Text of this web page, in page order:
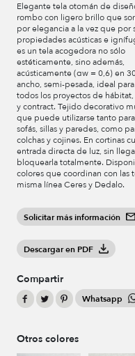
Elegante tela otomán de
rombo con ligero brillo que
por elegancia a la vez que por
propiedades acústicas e
es un tela acogedora no sólo
estéticamente, sino además,
acústicamente (αw = 0,6) en
ancho, semi-pesada, ideal
todos los proyectos de
y contract. Tejido decorativo
que puede utilizarse tanto
sofás, sillas y paredes, como
colchas y cojines. En cortinas
entrada directa de luz, sin
bloquearla totalmente.
colores que coordinan con las
misma línea Ceres y Dedalo.
Solicitar más información
Descargar en PDF
Compartir
Whatsapp
Otros colores